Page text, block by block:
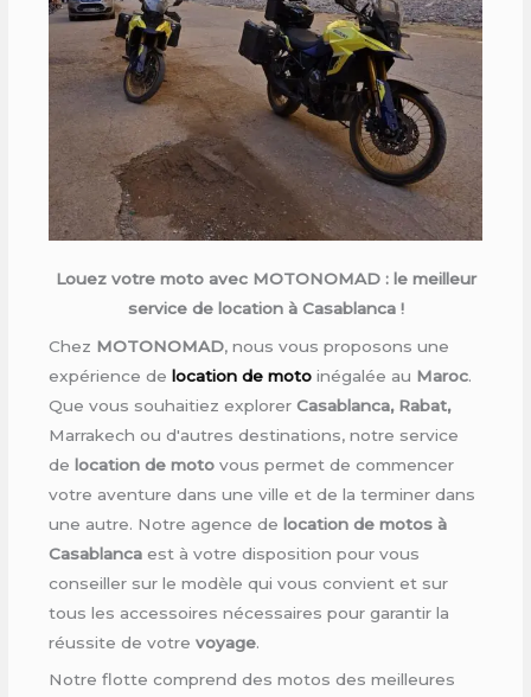
Louez votre moto avec MOTONOMAD : le meilleur
service de location à Casablanca !
Chez MOTONOMAD, nous vous proposons une
expérience de location de moto inégalée au Maroc.
Que vous souhaitiez explorer Casablanca, Rabat,
Marrakech ou d'autres destinations, notre service
delocation de moto vous permet de commencer
votre aventure dans une ville et de la terminer dans
une autre. Notre agence delocation de motos à
Casablanca est à votre disposition pour vous
conseiller sur le modèle qui vous convient et sur
tous les accessoires nécessaires pour garantir la
réussite de votre voyage.
Notre flotte comprend des motos des meilleures